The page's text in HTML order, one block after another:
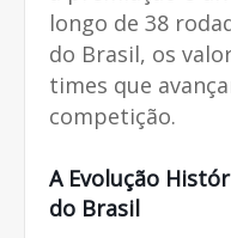
longo de 38
do Brasil, os
times que
competição.
A Evolução
do Brasil